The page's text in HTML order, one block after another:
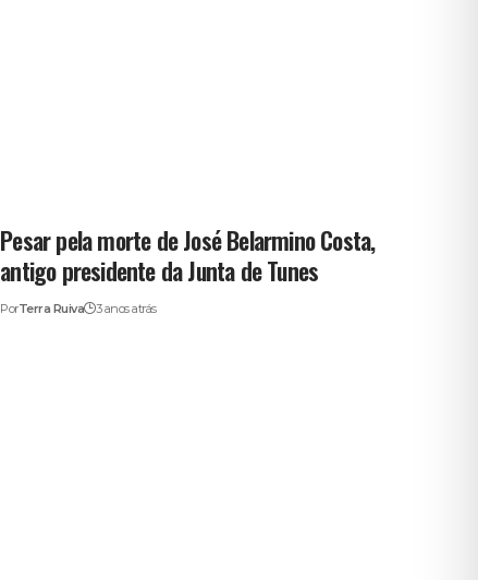
Pesar pela morte de José Belarmino Costa,
antigo presidente da Junta de Tunes
PorTerra Ruiva 3 anos atrás